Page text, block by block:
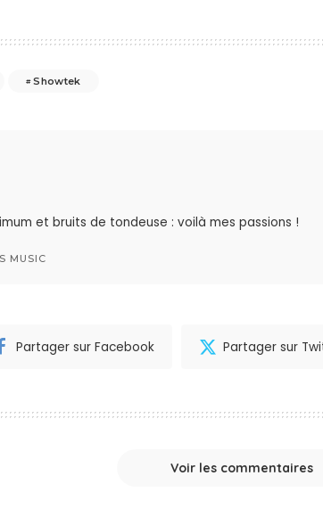
Showtek
et bruits de tondeuse : voilà mes passions !
MUSIC
Partager sur Facebook Partager sur
Voir les commentaires